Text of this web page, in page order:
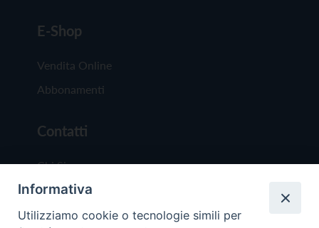
E-Shop
Vendita Online
Abbonamenti
Contatti
Chi Siamo
Redazione
Scrivici
Informativa
Utilizziamo cookie o tecnologie simili per